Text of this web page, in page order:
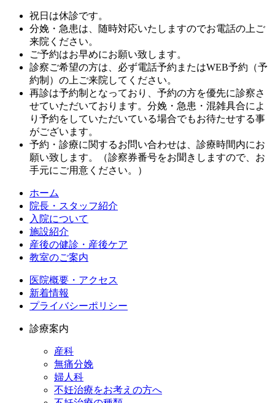
祝日は休診です。
分娩・急患は、随時対応いたしますのでお電話の上ご
来院ください。
ご予約はお早めにお願い致します。
診察ご希望の方は、必ず電話予約またはWEB予約（予
約制）の上ご来院してください。
再診は予約制となっており、予約の方を優先に診察さ
せていただいております。分娩・急患・混雑具合によ
り予約をしていただいている場合でもお待たせする事
がございます。
予約・診療に関するお問い合わせは、診療時間内にお
願い致します。（診察券番号をお聞きしますので、お
手元にご用意ください。）
ホーム
院長・スタッフ紹介
入院について
施設紹介
産後の健診・産後ケア
教室のご案内
医院概要・アクセス
新着情報
プライバシーポリシー
診療案内
産科
無痛分娩
婦人科
不妊治療をお考えの方へ